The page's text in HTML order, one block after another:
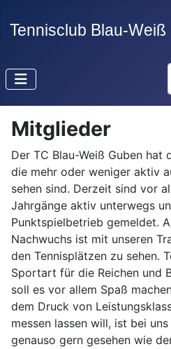
Mitglieder
Der TC Blau-Weiß Guben
die mehr oder weniger aktiv
sehen sind. Derzeit sind vor
Jahrgänge aktiv unterwegs
Punktspielbetrieb gemeldet.
Nachwuchs ist mit unseren
den Tennisplätzen zu sehen.
Sportart für die Reichen und
soll es vor allem Spaß
dem Druck von
messen lassen will, ist bei
genauso gern gesehen wie